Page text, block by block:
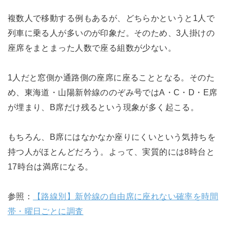
複数人で移動する例もあるが、どちらかというと1人で
列車に乗る人が多いのが印象だ。そのため、3人掛けの
座席をまとまった人数で座る組数が少ない。
1人だと窓側か通路側の座席に座ることとなる。そのた
め、東海道・山陽新幹線ののぞみ号ではA・C・D・E席
が埋まり、B席だけ残るという現象が多く起こる。
もちろん、B席にはなかなか座りにくいという気持ちを
持つ人がほとんどだろう。よって、実質的には8時台と
17時台は満席になる。
参照：
【路線別】新幹線の自由席に座れない確率を時間
帯・曜日ごとに調査